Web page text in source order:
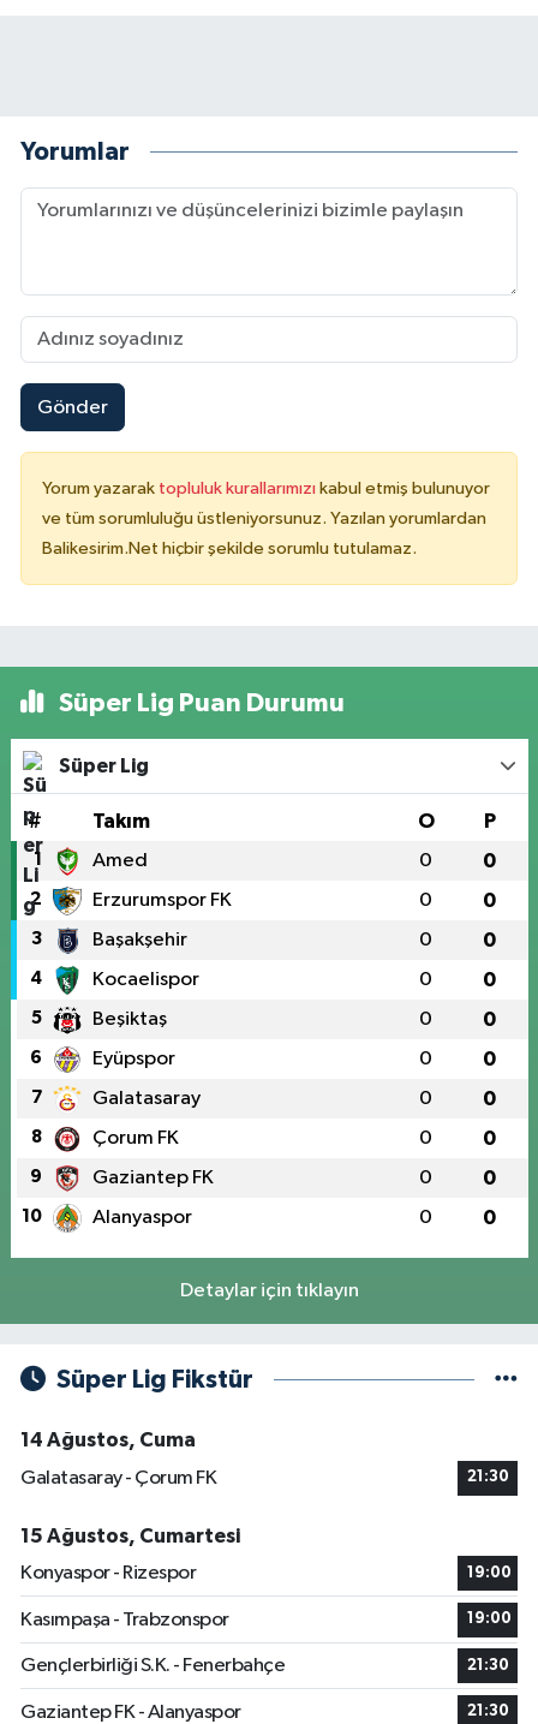
Yorumlar
Gönder
Yorum yazarak topluluk kurallarımızı kabul etmiş bulunuyor
ve tüm sorumluluğu üstleniyorsunuz. Yazılan yorumlardan
Balikesirim.Net hiçbir şekilde sorumlu tutulamaz.
Süper Lig Puan Durumu
Süper Lig
# Takım O P
1 Amed 0 0
2 Erzurumspor FK 0 0
3 Başakşehir 0 0
4 Kocaelispor 0 0
5 Beşiktaş 0 0
6 Eyüpspor 0 0
7 Galatasaray 0 0
8 Çorum FK 0 0
9 Gaziantep FK 0 0
10 Alanyaspor 0 0
Detaylar için tıklayın
Süper Lig Fikstür
14 Ağustos, Cuma
Galatasaray - Çorum FK
21:30
15 Ağustos, Cumartesi
Konyaspor - Rizespor
19:00
Kasımpaşa - Trabzonspor 19:00
Gençlerbirliği S.K. - Fenerbahçe 21:30
Gaziantep FK - Alanyaspor 21:30